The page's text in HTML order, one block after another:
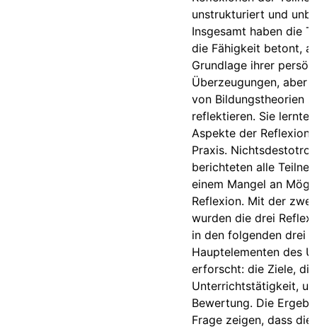
unstrukturiert und
Insgesamt haben die
die Fähigkeit betont,
Grundlage ihrer
Überzeugungen, aber
von Bildungstheorien
reflektieren. Sie
Aspekte der Reflexion
Praxis.
berichteten alle
einem Mangel an
Reflexion. Mit der
wurden die drei
in den folgenden drei
Hauptelementen des
erforscht: die Ziele, die
Unterrichtstätigkeit,
Bewertung. Die
Frage zeigen, dass die